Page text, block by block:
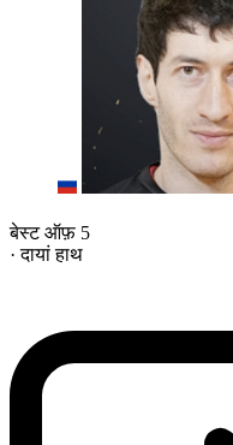
बेस्ट ऑफ़ 5
· दायां हाथ